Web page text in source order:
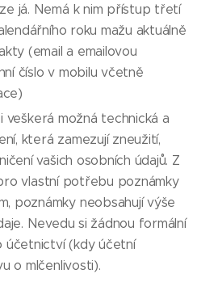
já. Nemá k nim přístup třetí
roku mažu aktuálně
(email a emailovou
číslo v mobilu včetně
veškerá možná technická a
která zamezují zneužití,
vašich osobních údajů. Z
vlastní potřebu poznámky
poznámky neobsahují výše
Nevedu si žádnou formální
účetnictví (kdy účetní
o mlčenlivosti).